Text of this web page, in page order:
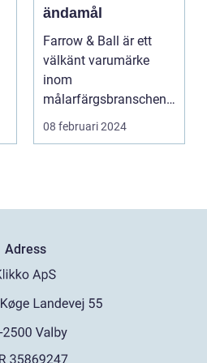
ändamål
Farrow & Ball är ett
välkänt varumärke
inom
målarfärgsbranschen
s...
08 februari 2024
Adress